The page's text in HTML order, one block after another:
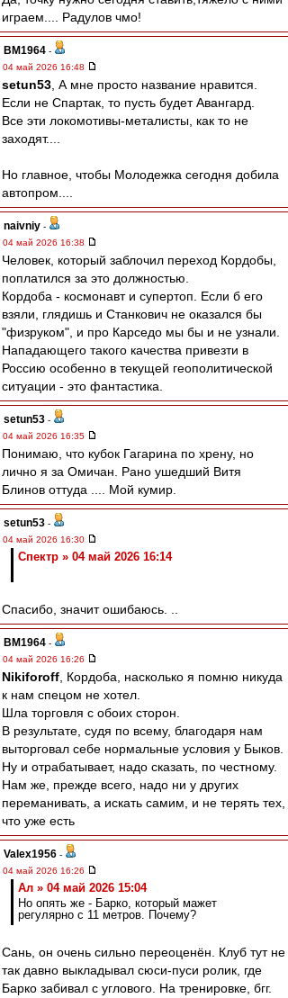
играем.... Радулов чмо!
BM1964 -
04 май 2026 16:48
setun53 , А мне просто название нравится.
Если не Спартак, то пусть будет Авангард.
Все эти локомотивы-металисты, как то не
заходят....
Но главное, чтобы Молодежка сегодня добила
автопром....
naivniy -
04 май 2026 16:38
Человек, который заблочил переход Кордобы,
поплатился за это должностью.
Кордоба - космонавт и супертоп. Если б его
взяли, глядишь и Станкович не оказался бы
"физруком", и про Карседо мы бы и не узнали.
Нападающего такого качества привезти в
Россию особенно в текущей геополитической
ситуации - это фантастика.
setun53 -
04 май 2026 16:35
Понимаю, что кубок Гагарина по хрену, но
лично я за Омичан. Рано ушедший Витя
Блинов оттуда .... Мой кумир.
setun53 -
04 май 2026 16:30
Спектр » 04 май 2026 16:14
Спасибо, значит ошибаюсь. ..
BM1964 -
04 май 2026 16:26
Nikiforoff , Кордоба, насколько я помню никуда
к нам спецом не хотел.
Шла торговля с обоих сторон.
В результате, судя по всему, благодаря нам
выторговал себе нормальные условия у Быков.
Ну и отрабатывает, надо сказать, по честному.
Нам же, прежде всего, надо ни у других
переманивать, а искать самим, и не терять тех,
что уже есть
Valex1956 -
04 май 2026 16:26
Ал » 04 май 2026 15:04
Но опять же - Барко, который мажет
регулярно с 11 метров. Почему?
Сань, он очень сильно переоценён. Клуб тут не
так давно выкладывал сюси-пуси ролик, где
Барко забивал с углового. На тренировке, бгг.